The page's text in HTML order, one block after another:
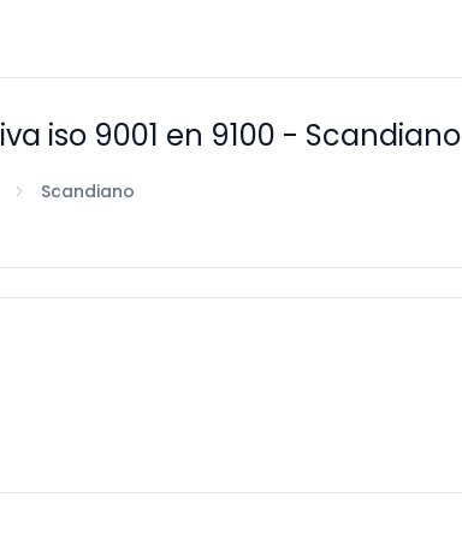
iso 9001 en 9100 - Scandiano
Scandiano